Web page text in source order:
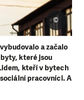
a začalo
které jsou
kteří v bytech
pracovníci. A
©